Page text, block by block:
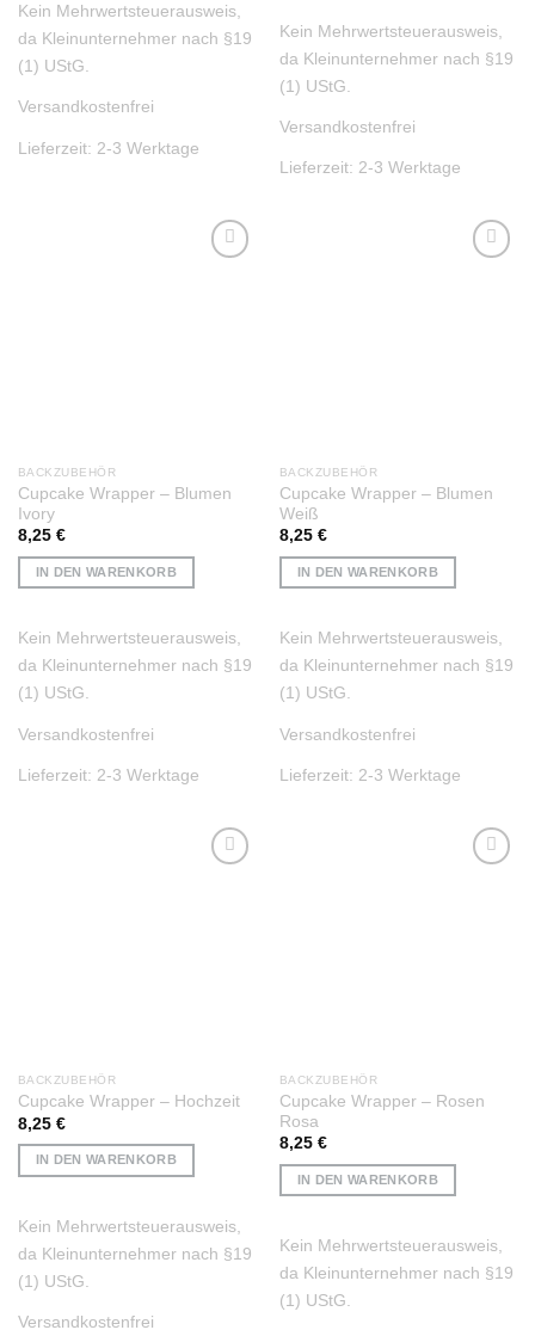
Kein Mehrwertsteuerausweis,
da Kleinunternehmer nach §19
(1) UStG.
Versandkostenfrei
Lieferzeit: 2-3 Werktage
Kein Mehrwertsteuerausweis,
da Kleinunternehmer nach §19
(1) UStG.
Versandkostenfrei
Lieferzeit: 2-3 Werktage
BACKZUBEHÖR
Cupcake Wrapper – Blumen
Ivory
8,25 €
IN DEN WARENKORB
Kein Mehrwertsteuerausweis,
da Kleinunternehmer nach §19
(1) UStG.
Versandkostenfrei
Lieferzeit: 2-3 Werktage
BACKZUBEHÖR
Cupcake Wrapper – Blumen
Weiß
8,25 €
IN DEN WARENKORB
Kein Mehrwertsteuerausweis,
da Kleinunternehmer nach §19
(1) UStG.
Versandkostenfrei
Lieferzeit: 2-3 Werktage
BACKZUBEHÖR
Cupcake Wrapper – Hochzeit
8,25 €
IN DEN WARENKORB
Kein Mehrwertsteuerausweis,
da Kleinunternehmer nach §19
(1) UStG.
Versandkostenfrei
BACKZUBEHÖR
Cupcake Wrapper – Rosen
Rosa
8,25 €
IN DEN WARENKORB
Kein Mehrwertsteuerausweis,
da Kleinunternehmer nach §19
(1) UStG.